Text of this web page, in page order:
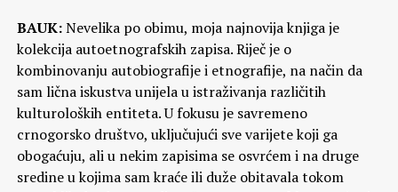
BAUK:Nevelika po obimu, moja najnovija knjiga je
kolekcija autoetnografskih zapisa. Riječ je o
kombinovanju autobiografije i etnografije, na način da
sam lična iskustva unijela u istraživanja različitih
kulturoloških entiteta. U fokusu je savremeno
crnogorsko društvo, uključujući sve varijete koji ga
obogaćuju, ali u nekim zapisima se osvrćem i na druge
sredine u kojima sam kraće ili duže obitavala tokom